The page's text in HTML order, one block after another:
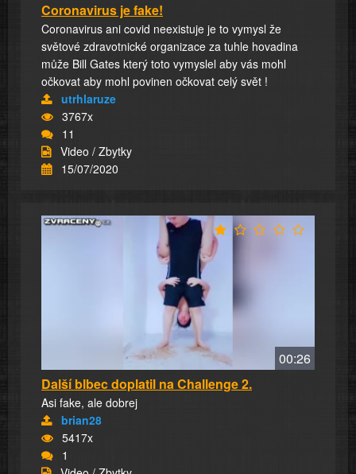
Coronavirus je fake!
Coronavirus ani covid neexistuje je to vymysl že
světové zdravotnické organizace za tuhle hovadina
může Bill Gates který toto vymyslel aby vás mohl
očkovat aby mohl povinen očkovat celý svět !
utrhlaruze
3767x
11
Video / Zbytky
15/07/2020
00:26
Další blbec doplatil na Challenge 2.
Asi fake, ale dobrej
brian28
5417x
1